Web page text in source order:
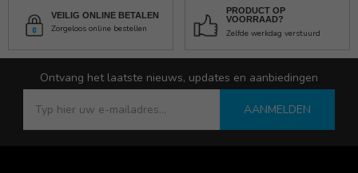
VEILIG ONLINE BETALEN
Zorgeloos online bestellen
PRODUCT OP
VOORRAAD?
Zelfde werkdag verstuurd
Ontvang het laatste nieuws, updates en aanbiedingen
AANMELDEN